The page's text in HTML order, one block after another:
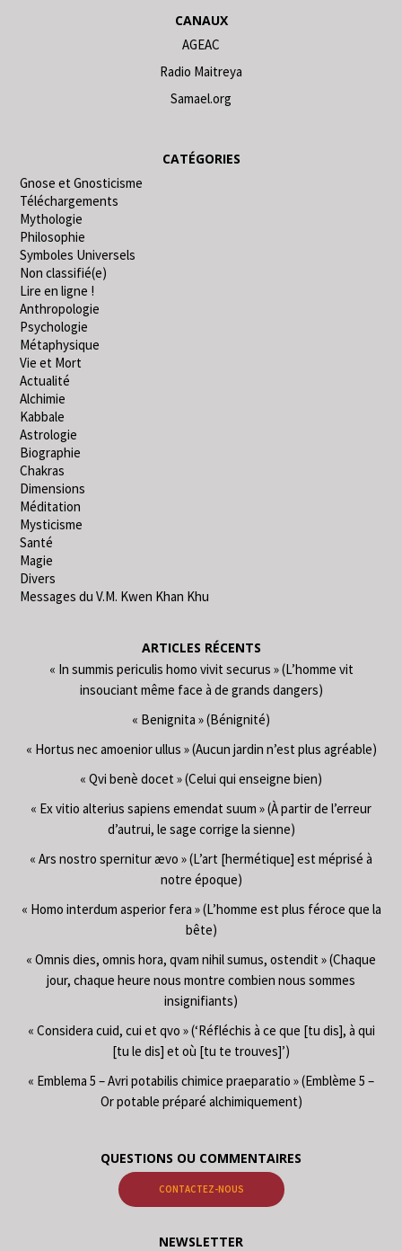
CANAUX
AGEAC
Radio Maitreya
Samael.org
CATÉGORIES
Gnose et Gnosticisme
Téléchargements
Mythologie
Philosophie
Symboles Universels
Non classifié(e)
Lire en ligne !
Anthropologie
Psychologie
Métaphysique
Vie et Mort
Actualité
Alchimie
Kabbale
Astrologie
Biographie
Chakras
Dimensions
Méditation
Mysticisme
Santé
Magie
Divers
Messages du V.M. Kwen Khan Khu
ARTICLES RÉCENTS
« In summis periculis homo vivit securus » (L’homme vit
insouciant même face à de grands dangers)
« Benignita » (Bénignité)
« Hortus nec amoenior ullus » (Aucun jardin n’est plus agréable)
« Qvi benè docet » (Celui qui enseigne bien)
« Ex vitio alterius sapiens emendat suum » (À partir de l’erreur
d’autrui, le sage corrige la sienne)
« Ars nostro spernitur ævo » (L’art [hermétique] est méprisé à
notre époque)
« Homo interdum asperior fera » (L’homme est plus féroce que la
bête)
« Omnis dies, omnis hora, qvam nihil sumus, ostendit » (Chaque
jour, chaque heure nous montre combien nous sommes
insignifiants)
« Considera cuid, cui et qvo » (‘Réfléchis à ce que [tu dis], à qui
[tu le dis] et où [tu te trouves]’)
« Emblema 5 – Avri potabilis chimice praeparatio » (Emblème 5 –
Or potable préparé alchimiquement)
QUESTIONS OU COMMENTAIRES
CONTACTEZ-NOUS
NEWSLETTER